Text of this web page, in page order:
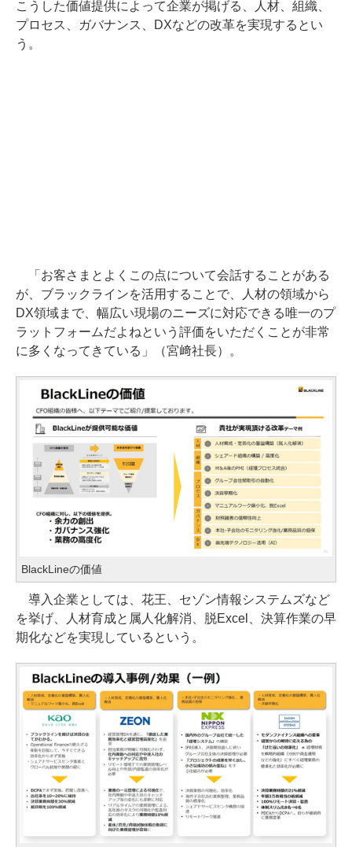
こうした価値提供によって企業が掲げる、人材、組織、
プロセス、ガバナンス、DXなどの改革を実現するとい
う。
「お客さまとよくこの点について会話することがある
が、ブラックラインを活用することで、人材の領域から
DX領域まで、幅広い現場のニーズに対応できる唯一のプ
ラットフォームだよねという評価をいただくことが非常
に多くなってきている」（宮﨑社長）。
BlackLineの価値
導入企業としては、花王、セゾン情報システムズなど
を挙げ、人材育成と属人化解消、脱Excel、決算作業の早
期化などを実現しているという。